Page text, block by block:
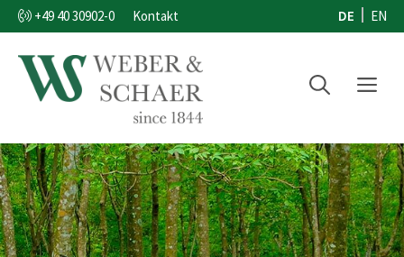
Zum
Inhalt
springen
+49 40 30902-0 Kontakt DE EN